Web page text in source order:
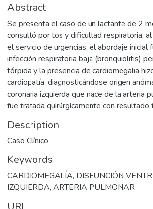
Abstract
Se presenta el caso de un lactante de 2
consultó por tos y dificultad respiratoria;
el servicio de urgencias, el abordaje inicial
infección respiratoria baja (bronquiolitis)
tórpida y la presencia de cardiomegalia
cardiopatía, diagnosticándose origen
coronaria izquierda que nace de la arteria
fue tratada quirúrgicamente con resultado
Description
Caso Clínico
Keywords
CARDIOMEGALÍA, DISFUNCIÓN
IZQUIERDA, ARTERIA PULMONAR
URI